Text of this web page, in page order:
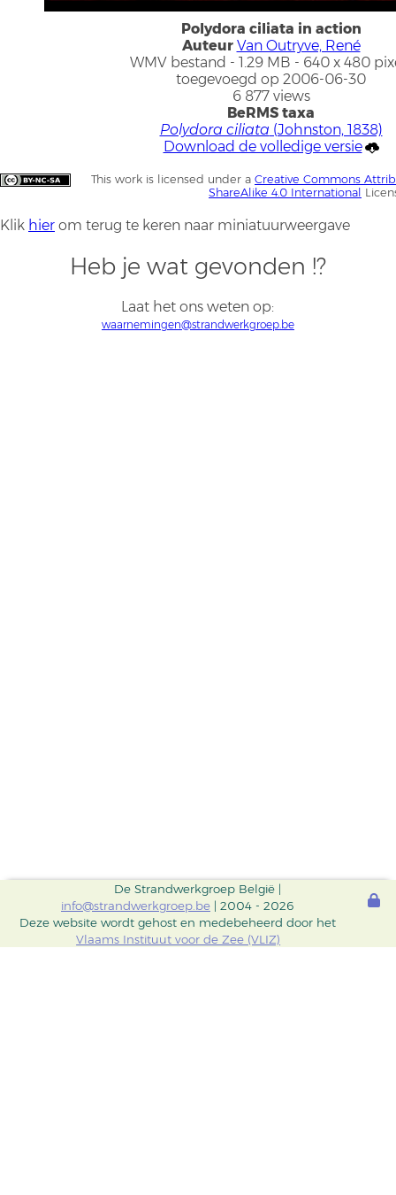
Polydora ciliata in action
Auteur Van Outryve, René
WMV bestand - 1.29 MB - 640 x 480
toegevoegd op 2006-06-30
6 877 views
BeRMS taxa
Polydora ciliata (Johnston, 1838)
Download de volledige versie
This work is licensed under a Creative Commons
ShareAlike 4.0 International
Klik hier om terug te keren naar miniatuurweergave
Heb je wat gevonden !?
Laat het ons weten op:
waarnemingen@strandwerkgroep.be
De Strandwerkgroep België |
info@strandwerkgroep.be | 2004 - 2026
Deze website wordt gehost en medebeheerd door het
Vlaams Instituut voor de Zee (VLIZ)